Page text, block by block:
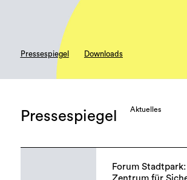
Pressespiegel Downloads
Pressespiegel Aktuelles
Forum Stadtpark: